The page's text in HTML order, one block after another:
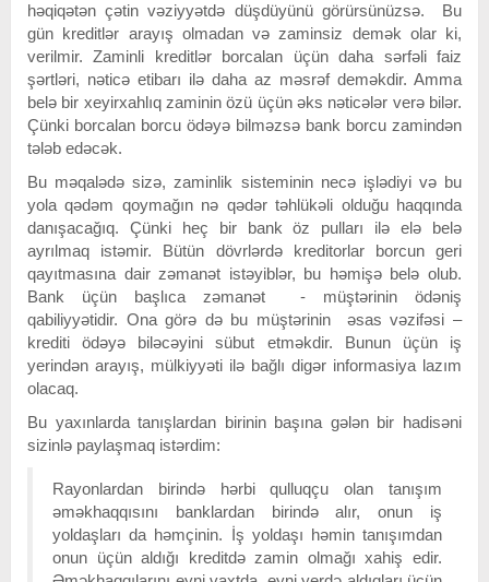
həqiqətən çətin vəziyyətdə düşdüyünü görürsünüzsə. Bu
gün kreditlər arayış olmadan və zaminsiz demək olar ki,
verilmir. Zaminli kreditlər borcalan üçün daha sərfəli faiz
şərtləri, nəticə etibarı ilə daha az məsrəf deməkdir. Amma
belə bir xeyirxahlıq zaminin özü üçün əks nəticələr verə bilər.
Çünki borcalan borcu ödəyə bilməzsə bank borcu zamindən
tələb edəcək.
Bu məqalədə sizə, zaminlik sisteminin necə işlədiyi və bu
yola qədəm qoymağın nə qədər təhlükəli olduğu haqqında
danışacağıq. Çünki heç bir bank öz pulları ilə elə belə
ayrılmaq istəmir. Bütün dövrlərdə kreditorlar borcun geri
qayıtmasına dair zəmanət istəyiblər, bu həmişə belə olub.
Bank üçün başlıca zəmanət - müştərinin ödəniş
qabiliyyətidir. Ona görə də bu müştərinin əsas vəzifəsi –
krediti ödəyə biləcəyini sübut etməkdir. Bunun üçün iş
yerindən arayış, mülkiyyəti ilə bağlı digər informasiya lazım
olacaq.
Bu yaxınlarda tanışlardan birinin başına gələn bir hadisəni
sizinlə paylaşmaq istərdim:
Rayonlardan birində hərbi qulluqçu olan tanışım
əməkhaqqısını banklardan birində alır, onun iş
yoldaşları da həmçinin. İş yoldaşı həmin tanışımdan
onun üçün aldığı kreditdə zamin olmağı xahiş edir.